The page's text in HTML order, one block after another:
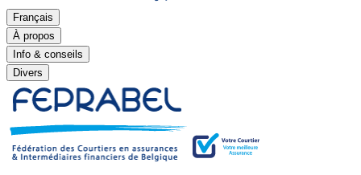
Français
À propos
Info & conseils
Divers